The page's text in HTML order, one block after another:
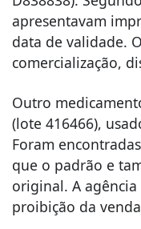
apresentavam
data de validade.
comercialização,
Outro
(lote 416466),
Foram
que o padrão e
original. A
proibição da